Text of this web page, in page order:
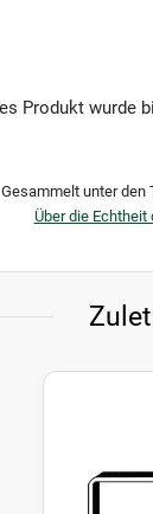
Produkt wurde
Gesammelt unter den
Über die